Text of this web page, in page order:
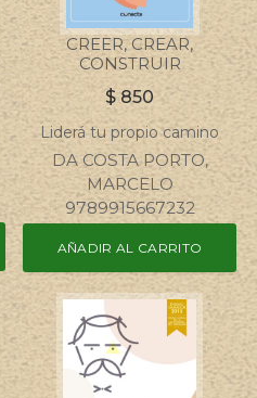
CREER, CREAR,
CONSTRUIR
$850
Liderá tu propio camino
DA COSTA PORTO,
MARCELO
9789915667232
AÑADIR AL CARRITO